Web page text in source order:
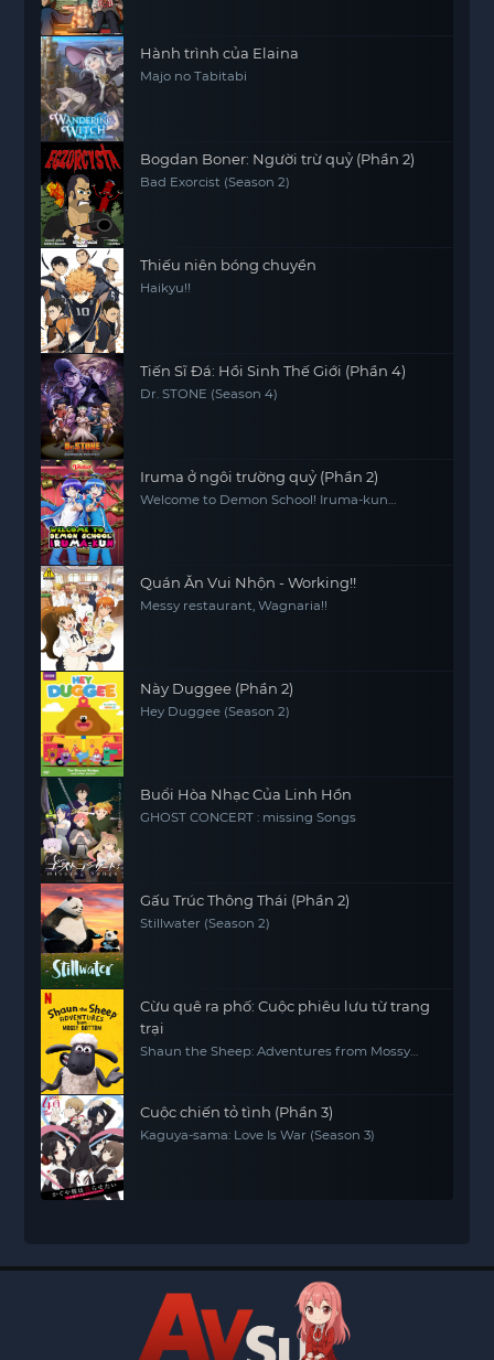
Hành trình của Elaina
Majo no Tabitabi
Bogdan Boner: Người trừ quỷ (Phần 2)
Bad Exorcist (Season 2)
Thiếu niên bóng chuyền
Haikyu!!
Tiến Sĩ Đá: Hồi Sinh Thế Giới (Phần 4)
Dr. STONE (Season 4)
Iruma ở ngôi trường quỷ (Phần 2)
Welcome to Demon School! Iruma-kun
Quán Ăn Vui Nhộn - Working!!
Messy restaurant, Wagnaria!!
Này Duggee (Phần 2)
Hey Duggee (Season 2)
Buổi Hòa Nhạc Của Linh Hồn
GHOST CONCERT : missing Songs
Gấu Trúc Thông Thái (Phần 2)
Stillwater (Season 2)
Cừu quê ra phố: Cuộc phiêu lưu từ trang
trại
Shaun the Sheep: Adventures from Mossy
Cuộc chiến tỏ tình (Phần 3)
Kaguya-sama: Love Is War (Season 3)